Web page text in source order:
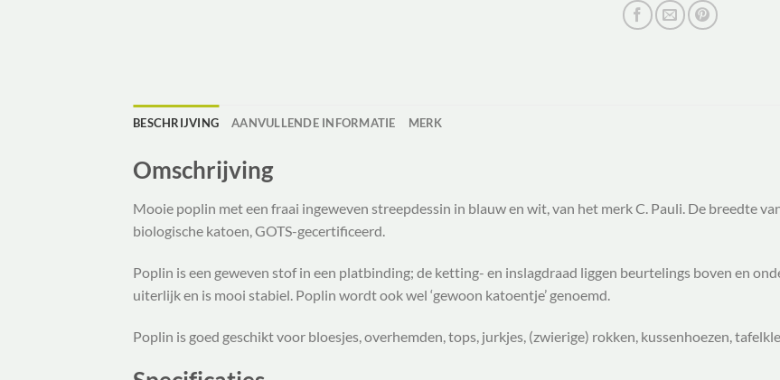
BESCHRIJVING AANVULLENDE INFORMATIE MERK
Omschrijving
Mooie poplin met een fraai ingeweven streepdessin in blauw en wit, van het merk C. Pauli. De breedte
biologische katoen, GOTS-gecertificeerd.
Poplin is een geweven stof in een platbinding; de ketting- en inslagdraad liggen beurtelings boven en
uiterlijk en is mooi stabiel. Poplin wordt ook wel ‘gewoon katoentje’ genoemd.
Poplin is goed geschikt voor bloesjes, overhemden, tops, jurkjes, (zwierige) rokken, kussenhoezen,